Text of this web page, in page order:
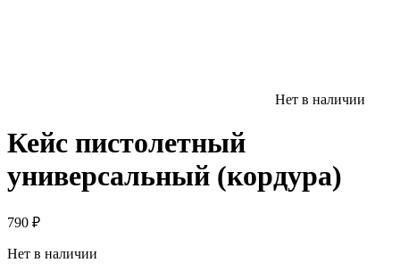
Нет в наличии
Кейс пистолетный
универсальный (кордура)
790 ₽
Нет в наличии